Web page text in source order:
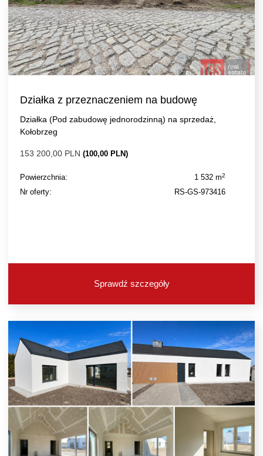
Działka z przeznaczeniem na budowę
Działka (Pod zabudowę jednorodzinną) na sprzedaż,
Kołobrzeg
153 200,00 PLN (100,00 PLN)
Powierzchnia: 1 532 m2
Nr oferty: RS-GS-973416
Sprawdź szczegóły